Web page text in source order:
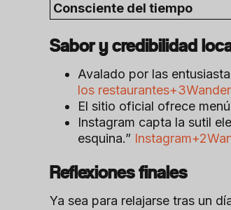
Consciente del tiempo
Sabor y credibilidad
Avalado por las
los
El sitio oficial ofrece
Instagram capta la sutil
esquina.”
Reflexiones finales
Ya sea para relajarse tras un